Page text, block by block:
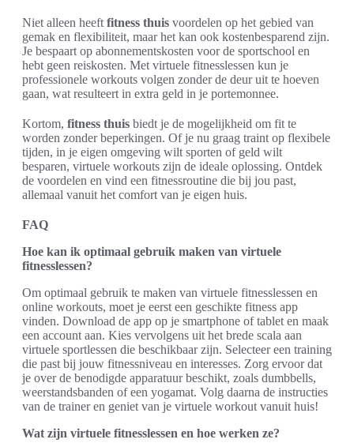
Niet alleen heeft fitness thuis voordelen op het gebied van
gemak en flexibiliteit, maar het kan ook kostenbesparend zijn.
Je bespaart op abonnementskosten voor de sportschool en
hebt geen reiskosten. Met virtuele fitnesslessen kun je
professionele workouts volgen zonder de deur uit te hoeven
gaan, wat resulteert in extra geld in je portemonnee.
Kortom, fitness thuis biedt je de mogelijkheid om fit te
worden zonder beperkingen. Of je nu graag traint op flexibele
tijden, in je eigen omgeving wilt sporten of geld wilt
besparen, virtuele workouts zijn de ideale oplossing. Ontdek
de voordelen en vind een fitnessroutine die bij jou past,
allemaal vanuit het comfort van je eigen huis.
FAQ
Hoe kan ik optimaal gebruik maken van virtuele
fitnesslessen?
Om optimaal gebruik te maken van virtuele fitnesslessen en
online workouts, moet je eerst een geschikte fitness app
vinden. Download de app op je smartphone of tablet en maak
een account aan. Kies vervolgens uit het brede scala aan
virtuele sportlessen die beschikbaar zijn. Selecteer een training
die past bij jouw fitnessniveau en interesses. Zorg ervoor dat
je over de benodigde apparatuur beschikt, zoals dumbbells,
weerstandsbanden of een yogamat. Volg daarna de instructies
van de trainer en geniet van je virtuele workout vanuit huis!
Wat zijn virtuele fitnesslessen en hoe werken ze?